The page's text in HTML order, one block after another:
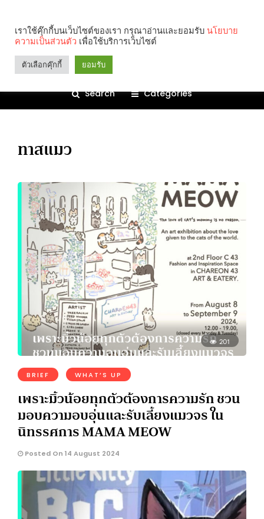
Search Categories
ทาสแมว
201
BRIEF WHAT’S UP
เพราะมิ้วน้อยทุกตัวต้องการความรัก ชวน
มอบความอบอุ่นและรับเลี้ยงแมวจร ใน
นิทรรศการ MAMA MEOW
Posted On 14 August 2024
เราใช้คุ๊กกี้บนเว็บไซต์ของเรา กรุณาอ่านและยอมรับ นโยบาย
ความเป็นส่วนตัว เพื่อใช้บริการเว็บไซต์
ตัวเลือกคุ๊กกี้ ยอมรับ